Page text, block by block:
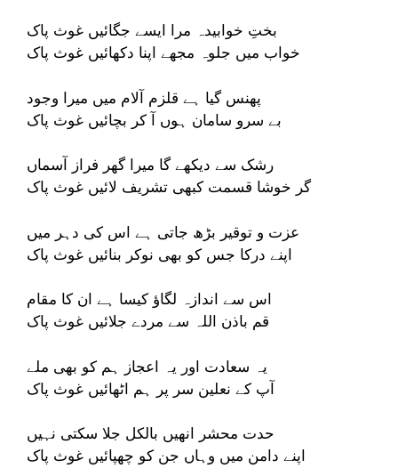
بختِ خوابیدہ مرا ایسے جگائیں غوث پاک
خواب میں جلوہ مجھے اپنا دکھائیں غوث پاک
پھنس گیا ہے قلزم آلام میں میرا وجود
بے سرو سامان ہوں آ کر بچائیں غوث پاک
رشک سے دیکھے گا میرا گھر فراز آسماں
گر خوشا قسمت کبھی تشریف لائیں غوث پاک
عزت و توقیر بڑھ جاتی ہے اس کی دہر میں
اپنے درکا جس کو بھی نوکر بنائیں غوث پاک
اس سے اندازہ لگاؤ کیسا ہے ان کا مقام
قم باذن اللہ سے مردے جلائیں غوث پاک
یہ سعادت اور یہ اعجاز ہم کو بھی ملے
آپ کے نعلین سر پر ہم اٹھائیں غوث پاک
حدت محشر انھیں بالکل جلا سکتی نہیں
اپنے دامن میں وہاں جن کو چھپائیں غوث پاک